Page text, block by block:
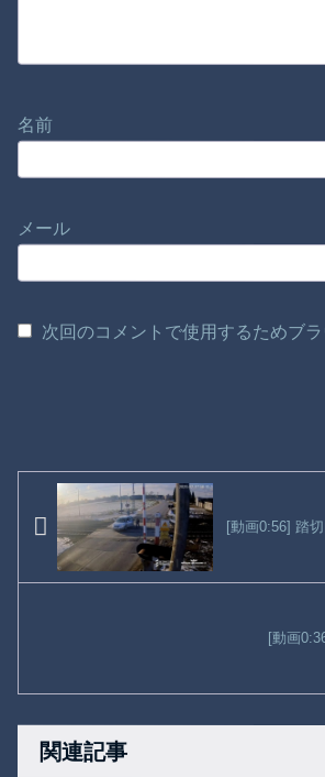
名前
メール
次回のコメントで使用するためブ
[動画0:56] 踏
[動画
関連記事